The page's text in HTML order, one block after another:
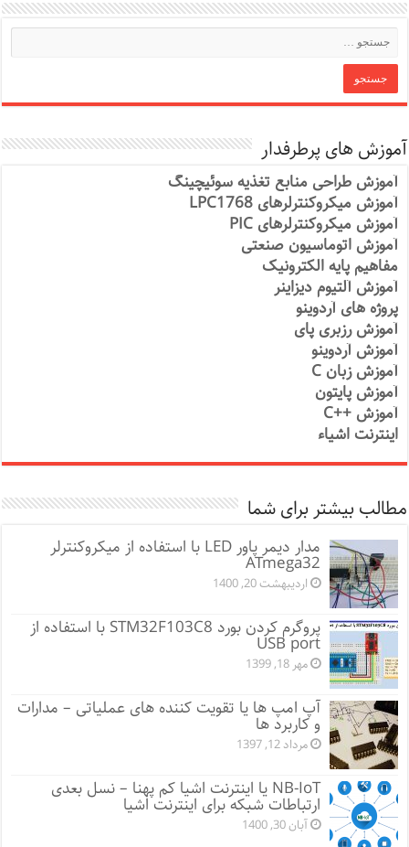
آموزش های پرطرفدار
آموزش طراحی منابع تغذیه سوئیچینگ
آموزش میکروکنترلرهای LPC1768
آموزش میکروکنترلرهای PIC
آموزش اتوماسیون صنعتی
مفاهیم پایه الکترونیک
آموزش آلتیوم دیزاینر
پروژه های آردوینو
آموزش رزبری پای
آموزش آردوینو
آموزش زبان C
آموزش پایتون
آموزش ++C
اینترنت اشیاء
مطالب بیشتر برای شما
مدار دیمر پاور LED با استفاده از میکروکنترلر
ATmega32
اردیبهشت 20, 1400
پروگرم کردن بورد STM32F103C8 با استفاده از
USB port
مهر 18, 1399
آپ امپ ها یا تقویت کننده های عملیاتی – مدارات
و کاربرد ها
مرداد 12, 1397
NB-IoT یا اینترنت اشیا کم پهنا – نسل بعدی
ارتباطات شبکه برای اینترنت اشیا
آبان 30, 1400